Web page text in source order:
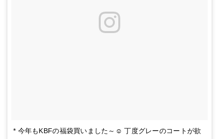
* 今年もKBFの福袋買いました～☺︎ 丁度グレーのコートが欲